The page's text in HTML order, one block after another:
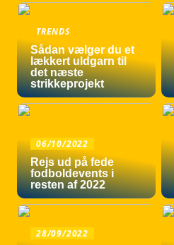
TRENDS
Sådan vælger du et
lækkert uldgarn til
det næste
strikkeprojekt
06/10/2022
Rejs ud på fede
fodboldevents i
resten af 2022
28/09/2022